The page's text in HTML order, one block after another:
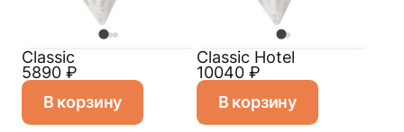
Classic
5890 ₽
В корзину
Classic Hotel
10040 ₽
В корзину